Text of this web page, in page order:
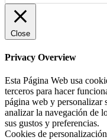
Close
Privacy Overview
Esta Página Web usa
terceros para hacer
página web y personalizar
analizar la navegación de
sus gustos y preferencias.
Cookies de personalización